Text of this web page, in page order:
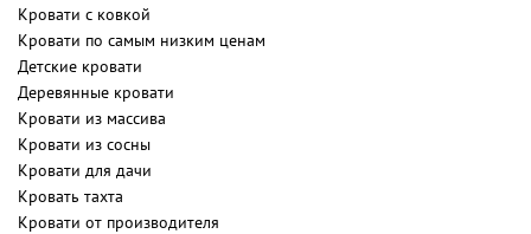
Кровати с ковкой
Кровати по самым низким ценам
Детские кровати
Деревянные кровати
Кровати из массива
Кровати из сосны
Кровати для дачи
Кровать тахта
Кровати от производителя